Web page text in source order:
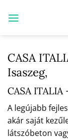
CASA
Isaszeg,
CASA
A legújabb
akár saját
látszóbeton